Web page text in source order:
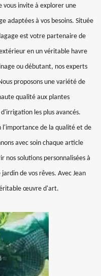
vous invite à explorer une
adaptées à vos besoins. Située
est votre partenaire de
en un véritable havre
ou débutant, nos experts
proposons une variété de
qualité aux plantes
les plus avancés.
l'importance de la qualité et de
avec soin chaque article
nos solutions personnalisées à
de vos rêves. Avec Jean
œuvre d'art.